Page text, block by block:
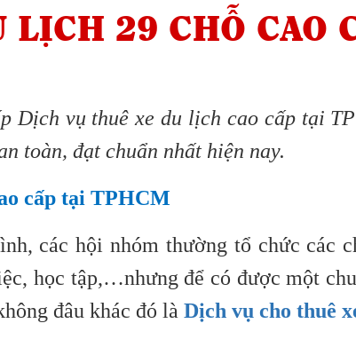
LỊCH 29 CHỖ CAO
Dịch vụ thuê xe du lịch cao cấp tại
toàn, đạt chuẩn nhất hiện nay.
cấp tại TPHCM
các hội nhóm thường tổ chức các
học tập,…nhưng để có được một
đâu khác đó là Dịch vụ cho thuê